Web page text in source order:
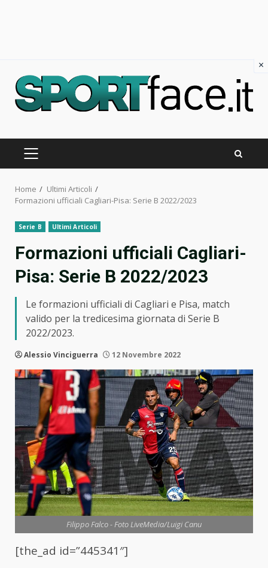
content
PRIMARY
Home
Ultimi Articoli
Formazioni ufficiali Cagliari-Pisa: Serie B 2022/2023
Serie B Ultimi Articoli
Formazioni ufficiali Cagliari-
Pisa: Serie B 2022/2023
Le formazioni ufficiali di Cagliari e Pisa, match
valido per la tredicesima giornata di Serie B
2022/2023.
Alessio Vinciguerra 12 Novembre 2022
Filippo Falco - Foto LiveMedia/Luigi Canu
[the_ad id=”445341″]
×